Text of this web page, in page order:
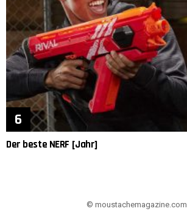
Der beste NERF [Jahr]
© moustachemagazine.com